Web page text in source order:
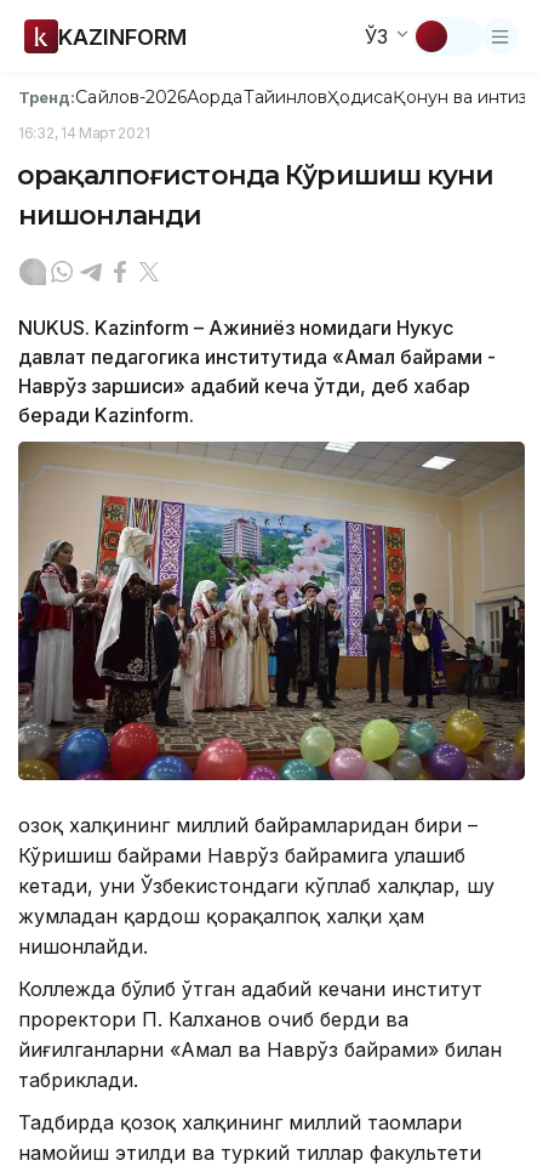
KAZINFORM ЎЗ
Тренд:Сайлов-2026АқордаТайинловҲодисаҚонун ва
16:32, 14 Март 2021
Қорақалпоғистонда Кўришиш куни
нишонланди
NUKUS. Kazinform – Ажиниёз номидаги Нукус
давлат педагогика институтида «Амал байрами -
Наврўз заршиси» адабий кеча ўтди, деб хабар
беради Kazinform.
Қозоқ халқининг миллий байрамларидан бири –
Кўришиш байрами Наврўз байрамига улашиб
кетади, уни Ўзбекистондаги кўплаб халқлар, шу
жумладан қардош қорақалпоқ халқи ҳам
нишонлайди.
Коллежда бўлиб ўтган адабий кечани институт
проректори П. Калханов очиб берди ва
йиғилганларни «Амал ва Наврўз байрами» билан
табриклади.
Тадбирда қозоқ халқининг миллий таомлари
намойиш этилди ва туркий тиллар факультети